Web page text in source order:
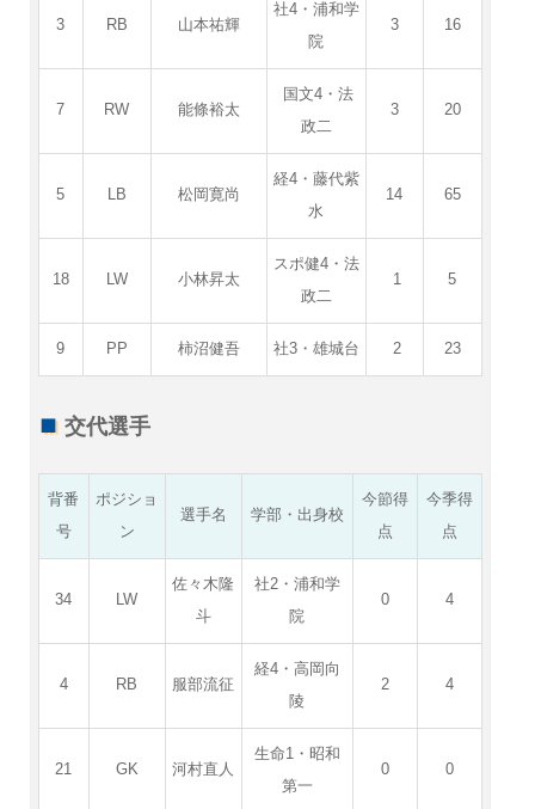
3 RB 山本祐輝
社4・浦和学
院
3 16
7 RW 能條裕太
国文4・法
政二
3 20
5 LB 松岡寛尚
経4・藤代紫
水
14 65
18 LW 小林昇太
スポ健4・法
政二
1 5
9 PP 柿沼健吾 社3・雄城台 2 23
交代選手
背番
号
ポジショ
ン
選手名 学部・出身校
今節得
点
今季得
点
34 LW
佐々木隆
斗
社2・浦和学
院
0 4
4 RB 服部流征
経4・高岡向
陵
2 4
21 GK 河村直人
生命1・昭和
第一
0 0